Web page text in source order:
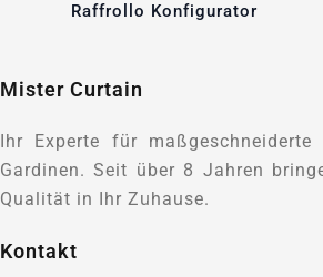
Raffrollo Konfigurator
Mister Curtain
Ihr Experte für maßgeschneiderte
Gardinen. Seit über 8 Jahren
Qualität in Ihr Zuhause.
Kontakt